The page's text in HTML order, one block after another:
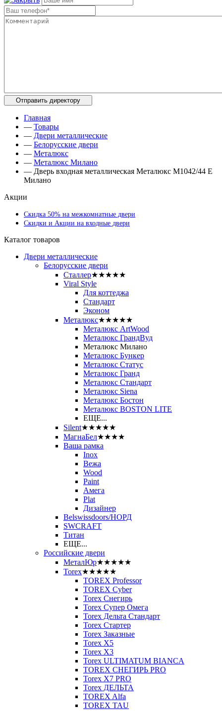
Главная
— Товары
— Двери металлические
— Белорусские двери
— Металюкс
— Металюкс Милано
— Дверь входная металлическая Металюкс М1042/44 E
Милано
Акции
Скидка 50% на межкомнатные двери
Скидки и Акции на входные двери
Каталог товаров
Двери металлические
Белорусские двери
Сталлер★★★★★
Viral Style
Для коттеджа
Стандарт
Эконом
Металюкс★★★★★
Металюкс ArtWood
Металюкс ГрандВуд
Металюкс Милано
Металюкс Бункер
Металюкс Статус
Металюкс Гранд
Металюкс Стандарт
Металюкс Siena
Металюкс Бостон
Металюкс BOSTON LITE
ЕЩЕ...
Silent★★★★★
МагнаБел★★★★
Ваша рамка
Inox
Вежа
Wood
Paint
Амега
Plat
Дизайнер
Belswissdoors/НОРД
SWCRAFT
Титан
ЕЩЕ...
Российские двери
МеталЮр★★★★★
Torex★★★★★
TOREX Professor
TOREX Cyber
Torex Снегирь
Torex Супер Омега
Torex Дельта Стандарт
Torex Стартер
Torex Заказные
Torex Х5
Torex Х3
Torex ULTIMATUM BIANCA
TOREX СНЕГИРЬ PRO
Torex X7 PRO
Torex ДЕЛЬТА
TOREX Alfa
TOREX TAU